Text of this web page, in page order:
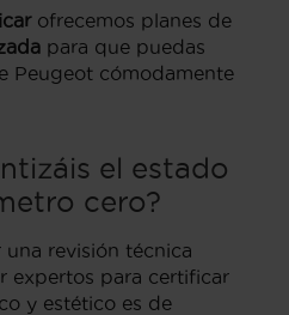
ofrecemos planes de
para que puedas
Peugeot cómodamente
el estado
cero?
revisión técnica
expertos para certificar
y estético es de